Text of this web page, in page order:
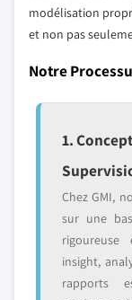
modélisation
et non pas
Notre
1.
Chez GMI,
sur une
insight,
rapports